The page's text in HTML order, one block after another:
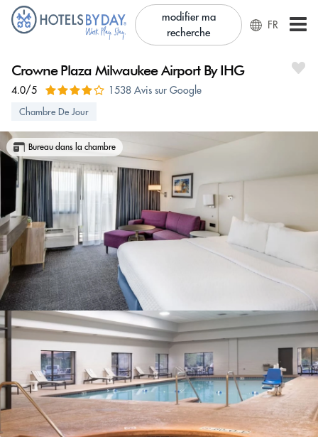
modifier ma
recherche
FR
Crowne Plaza Milwaukee Airport By IHG
4.0/5 1538 Avis sur Google
Chambre De Jour
Bureau dans la chambre